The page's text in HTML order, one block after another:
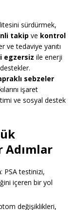
sürdürmek,
takip ve kontrol
ve tedaviye yanıtı
egzersiz ile enerji
sebzeler
işaret
ve sosyal destek
Adımlar
: PSA testinizi,
içeren bir yol
değişiklikleri,